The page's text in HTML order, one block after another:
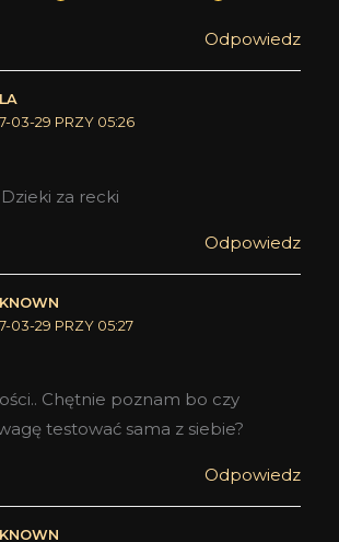
Odpowiedz
03-29 PRZY 05:26
Dzieki za recki
Odpowiedz
03-29 PRZY 05:27
Chętnie poznam bo czy
testować sama z siebie?
Odpowiedz